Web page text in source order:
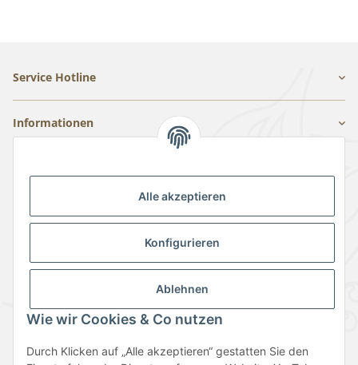
Alle akzeptieren
Konfigurieren
Ablehnen
Wie wir Cookies & Co nutzen
Durch Klicken auf „Alle akzeptieren“ gestatten Sie den
Service Hotline
Informationen
Vertrag widerrufen